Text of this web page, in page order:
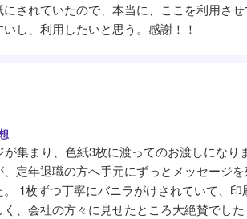
されていたので、本当に、ここを利用さ
し、利用したいと思う。感謝！！
集まり、色紙3枚に渡ってのお渡しになり
定年退職の方へ手元にずっとメッセージ
1枚ずつ丁寧にバニラがけされていて、印
く、会社の方々に見せたところ大絶賛でし